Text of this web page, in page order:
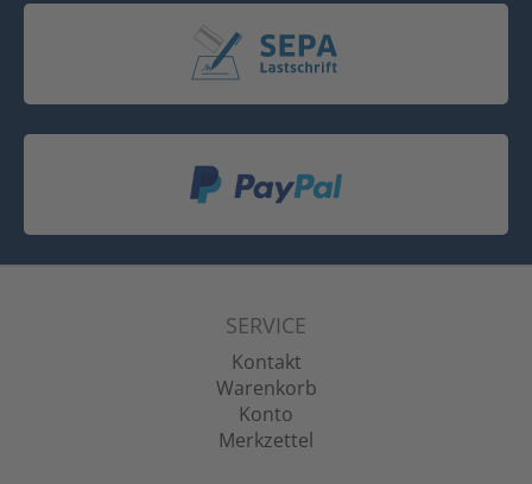
SERVICE
Kontakt
Warenkorb
Konto
Merkzettel